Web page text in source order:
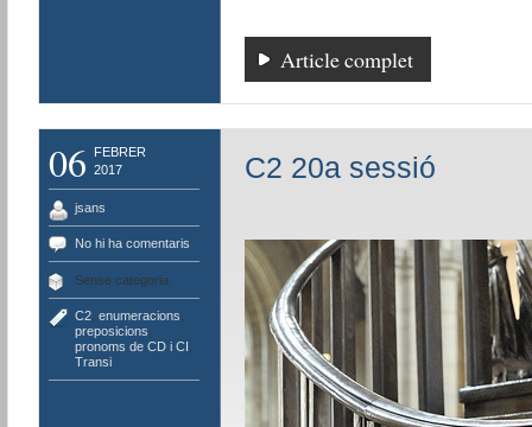
Article complet
06
FEBRER
2017
jsans
No hi ha comentaris
Sense categoria
C2, enumeracions
preposicions
pronoms de CD i CI
Transi
C2 20a sessió